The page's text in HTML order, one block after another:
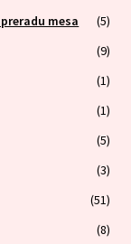
mesa
(5)
(9)
(1)
(1)
(5)
(3)
(51)
(8)